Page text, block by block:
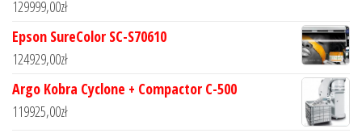
129999,00zł
Epson SureColor SC-S70610
124929,00zł
Argo Kobra Cyclone + Compactor C-500
119925,00zł